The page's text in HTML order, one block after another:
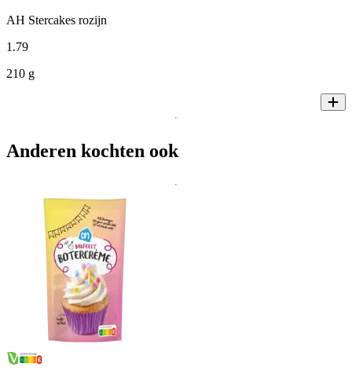
AH Stercakes rozijn
1 .79
210 g
Anderen kochten ook